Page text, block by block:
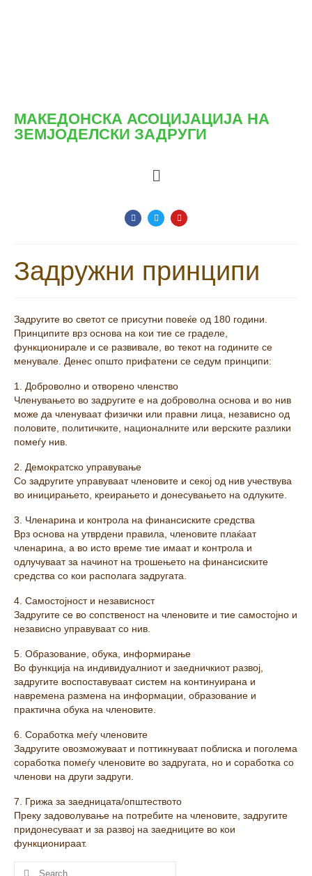
МАКЕДОНСКА АСОЦИЈАЦИЈА НА
ЗЕМЈОДЕЛСКИ ЗАДРУГИ
Задружни принципи
Задругите во светот се присутни повеќе од 180 години.
Принципите врз основа на кои тие се граделе,
функционирале и се развивале, во текот на годините се
менувале. Денес општо прифатени се седум принципи:
1. Доброволно и отворено членство
Членувањето во задругите е на доброволна основа и во нив
може да членуваат физички или правни лица, независно од
половите, политичките, националните или верските разлики
помеѓу нив.
2. Демократско управување
Со задругите управуваат членовите и секој од нив учествува
во иницирањето, креирањето и донесувањето на одлуките.
3. Членарина и контрола на финансиските средства
Врз основа на утврдени правила, членовите плаќаат
членарина, а во исто време тие имаат и контрола и
одлучуваат за начинот на трошењето на финансиските
средства со кои располага задругата.
4. Самостојност и независност
Задругите се во сопственост на членовите и тие самостојно и
независно управуваат со нив.
5. Образование, обука, информирање
Во функција на индивидуалниот и заедничкиот развој,
задругите воспоставуваат систем на континуирана и
навремена размена на информации, образование и
практична обука на членовите.
6. Соработка меѓу членовите
Задругите овозможуваат и поттикнуваат поблиска и поголема
соработка помеѓу членовите во задругата, но и соработка со
членови на други задруги.
7. Грижа за заедницата/општеството
Преку задоволување на потребите на членовите, задругите
придонесуваат и за развој на заедниците во кои
функционираат.